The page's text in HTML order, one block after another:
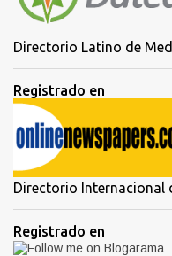
Directorio Latino de
Registrado en
Directorio Internacional
Registrado en